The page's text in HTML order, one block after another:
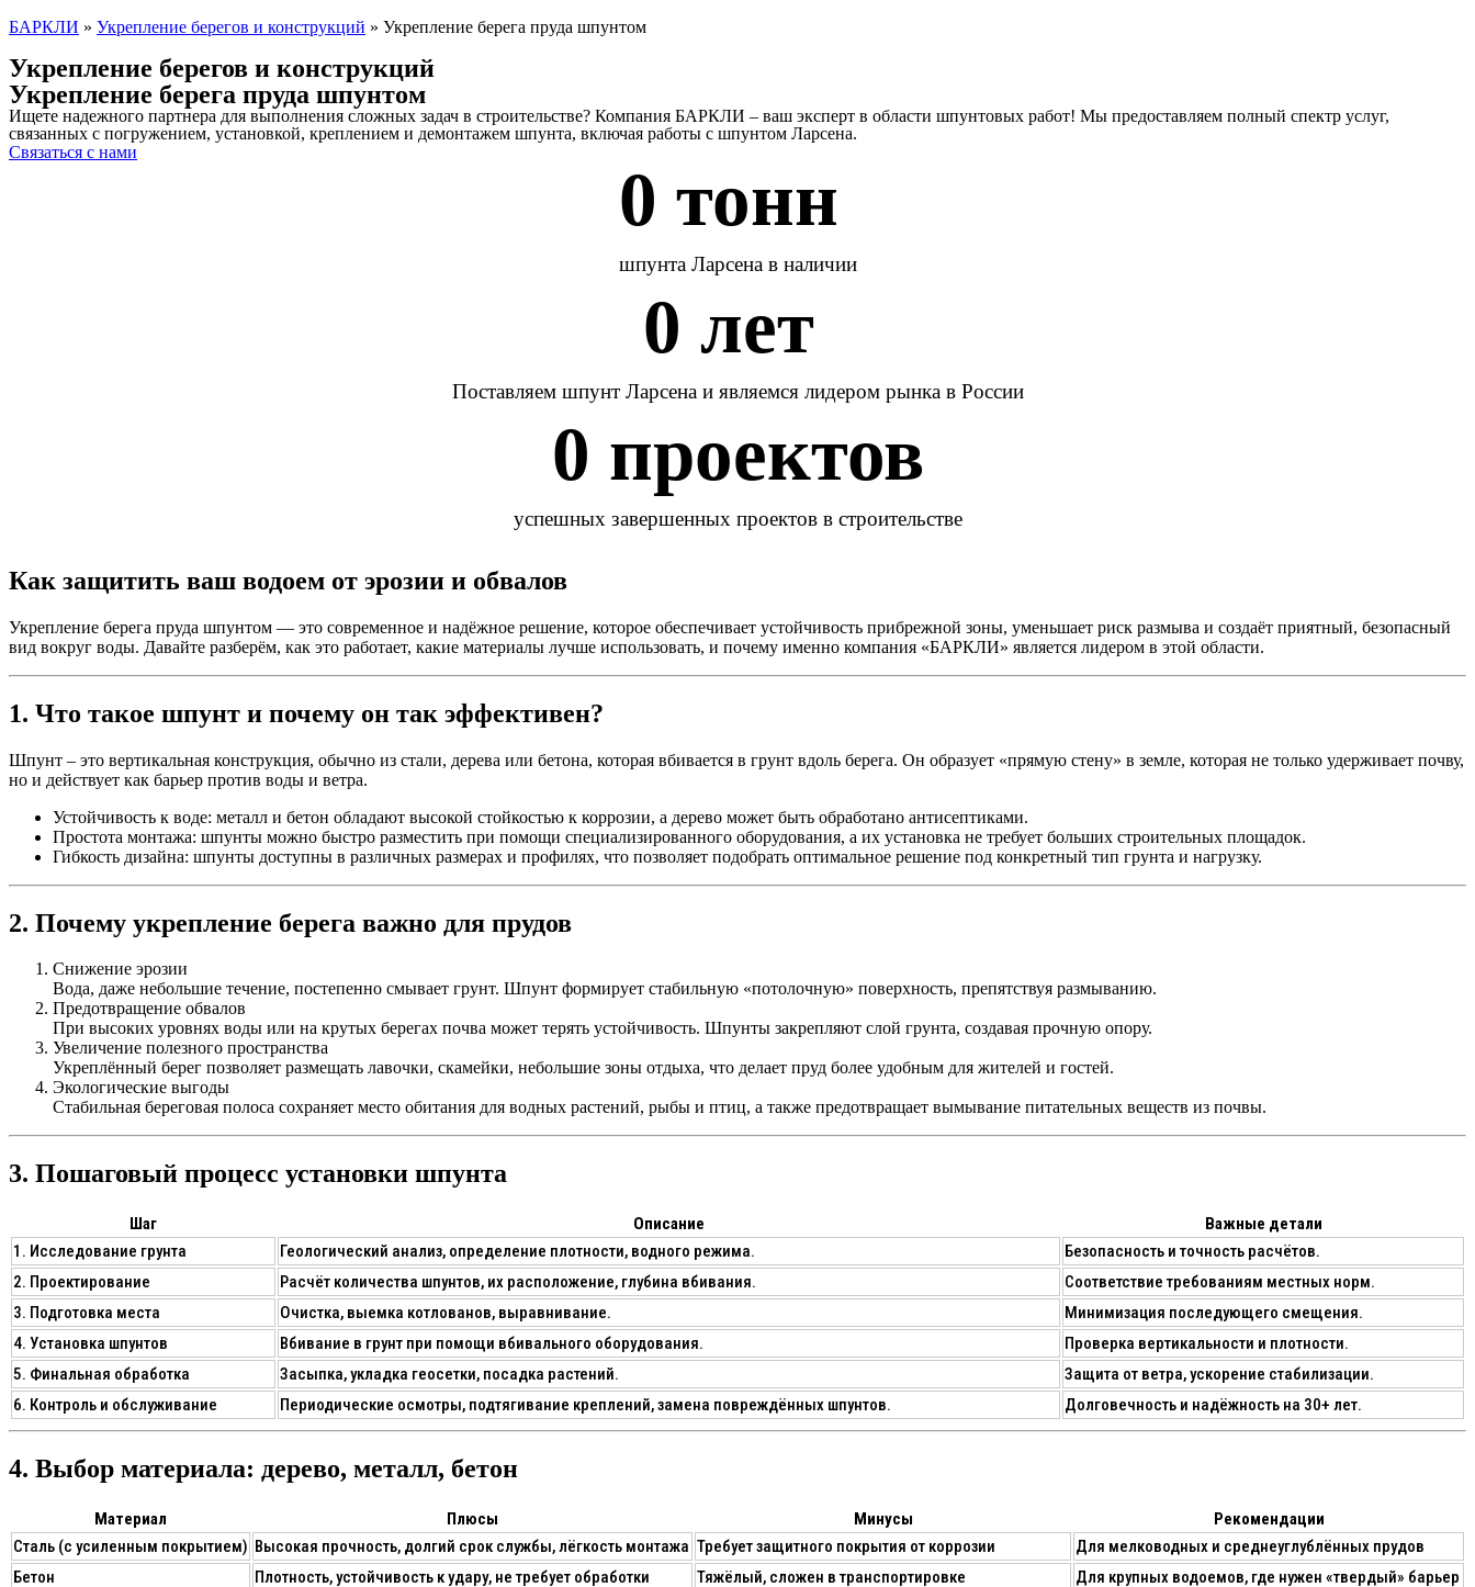
БАРКЛИ » Укрепление берегов и конструкций » Укрепление берега пруда шпунтом
Укрепление берегов и конструкций
Укрепление берега пруда шпунтом
Ищете надежного партнера для выполнения сложных задач в строительстве? Компания БАРКЛИ – ваш эксперт в области шпунтовых работ! Мы предоставляем полный спектр услуг,
связанных с погружением, установкой, креплением и демонтажем шпунта, включая работы с шпунтом Ларсена.
Связаться с нами
0 тонн
шпунта Ларсена в наличии
0 лет
Поставляем шпунт Ларсена и являемся лидером рынка в России
0 проектов
успешных завершенных проектов в строительстве
Как защитить ваш водоем от эрозии и обвалов
Укрепление берега пруда шпунтом — это современное и надёжное решение, которое обеспечивает устойчивость прибрежной зоны, уменьшает риск размыва и создаёт приятный, безопасный
вид вокруг воды. Давайте разберём, как это работает, какие материалы лучше использовать, и почему именно компания «БАРКЛИ» является лидером в этой области.
1. Что такое шпунт и почему он так эффективен?
Шпунт – это вертикальная конструкция, обычно из стали, дерева или бетона, которая вбивается в грунт вдоль берега. Он образует «прямую стену» в земле, которая не только удерживает почву,
но и действует как барьер против воды и ветра.
Устойчивость к воде: металл и бетон обладают высокой стойкостью к коррозии, а дерево может быть обработано антисептиками.
Простота монтажа: шпунты можно быстро разместить при помощи специализированного оборудования, а их установка не требует больших строительных площадок.
Гибкость дизайна: шпунты доступны в различных размерах и профилях, что позволяет подобрать оптимальное решение под конкретный тип грунта и нагрузку.
2. Почему укрепление берега важно для прудов
Снижение эрозии
Вода, даже небольшие течение, постепенно смывает грунт. Шпунт формирует стабильную «потолочную» поверхность, препятствуя размыванию.
Предотвращение обвалов
При высоких уровнях воды или на крутых берегах почва может терять устойчивость. Шпунты закрепляют слой грунта, создавая прочную опору.
Увеличение полезного пространства
Укреплённый берег позволяет размещать лавочки, скамейки, небольшие зоны отдыха, что делает пруд более удобным для жителей и гостей.
Экологические выгоды
Стабильная береговая полоса сохраняет место обитания для водных растений, рыбы и птиц, а также предотвращает вымывание питательных веществ из почвы.
3. Пошаговый процесс установки шпунта
Шаг Описание
Важные детали
1. Исследование грунта
Геологический анализ, определение плотности, водного режима.
Безопасность и точность расчётов.
2. Проектирование
Расчёт количества шпунтов, их расположение, глубина вбивания.
Соответствие требованиям местных норм.
3. Подготовка места
Очистка, выемка котлованов, выравнивание.
Минимизация последующего смещения.
4. Установка шпунтов
Вбивание в грунт при помощи вбивального оборудования.
Проверка вертикальности и плотности.
5. Финальная обработка
Засыпка, укладка геосетки, посадка растений.
Защита от ветра, ускорение стабилизации.
6. Контроль и обслуживание
Периодические осмотры, подтягивание креплений, замена повреждённых шпунтов. Долговечность и надёжность на 30+ лет.
4. Выбор материала: дерево, металл, бетон
Материал Плюсы Минусы
Рекомендации
Сталь (с усиленным покрытием) Высокая прочность, долгий срок службы, лёгкость монтажа Требует защитного покрытия от коррозии
Для мелководных и среднеуглублённых прудов
Бетон
Плотность, устойчивость к удару, не требует обработки Тяжёлый, сложен в транспортировке Для крупных водоемов, где нужен «твердый» барьер